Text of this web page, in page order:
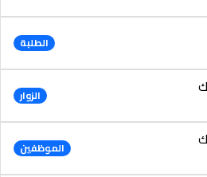
الطلبة
الزوار
الموظفين